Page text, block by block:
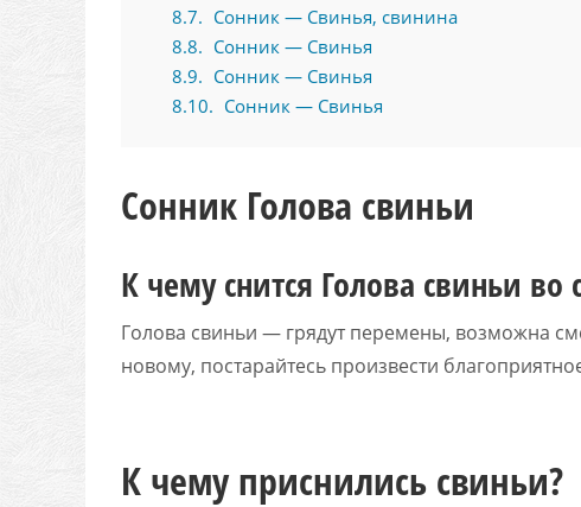
8.7
Сонник — Свинья, свинина
8.8
Сонник — Свинья
8.9
Сонник — Свинья
8.10
Сонник — Свинья
Сонник Голова свиньи
К чему снится Голова свиньи во
Голова свиньи — грядут перемены, возможна
новому, постарайтесь произвести
К чему приснились свиньи?